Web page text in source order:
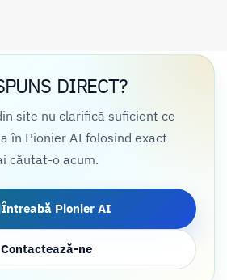
DIRECT?
site nu clarifică suficient ce
în Pionier AI folosind exact
căutat-o acum.
Întreabă Pionier AI
Contactează-ne